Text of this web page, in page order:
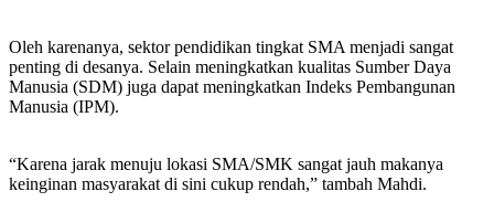
Oleh karenanya, sektor pendidikan tingkat SMA menjadi sangat
penting di desanya. Selain meningkatkan kualitas Sumber Daya
Manusia (SDM) juga dapat meningkatkan Indeks Pembangunan
Manusia (IPM).
“Karena jarak menuju lokasi SMA/SMK sangat jauh makanya
keinginan masyarakat di sini cukup rendah,” tambah Mahdi.